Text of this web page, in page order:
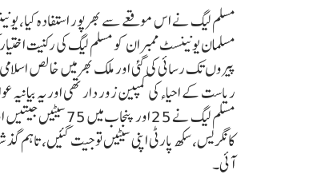
مسلم لیگ نے اس موقعے سے بھرپور استفادہ کیا،
مسلمان یونینسٹ ممبران کو مسلم لیگ کی رکنیت
پیروں تک رسائی کی گئی اور ملک بھر میں خالص
مسلم لیگ نے 25
کانگریس، سکھ پارٹی اپنی سیٹیں تو جیت گئیں، تاہم
آئی۔